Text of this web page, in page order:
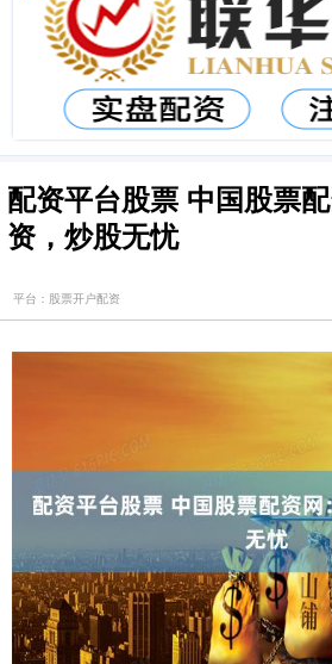
配资平台股票 中国股票
资，炒股无忧
平台：股票开户配资